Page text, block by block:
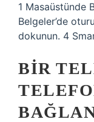
1 Masaüstünde
Belgeler’de
dokunun. 4
BIR